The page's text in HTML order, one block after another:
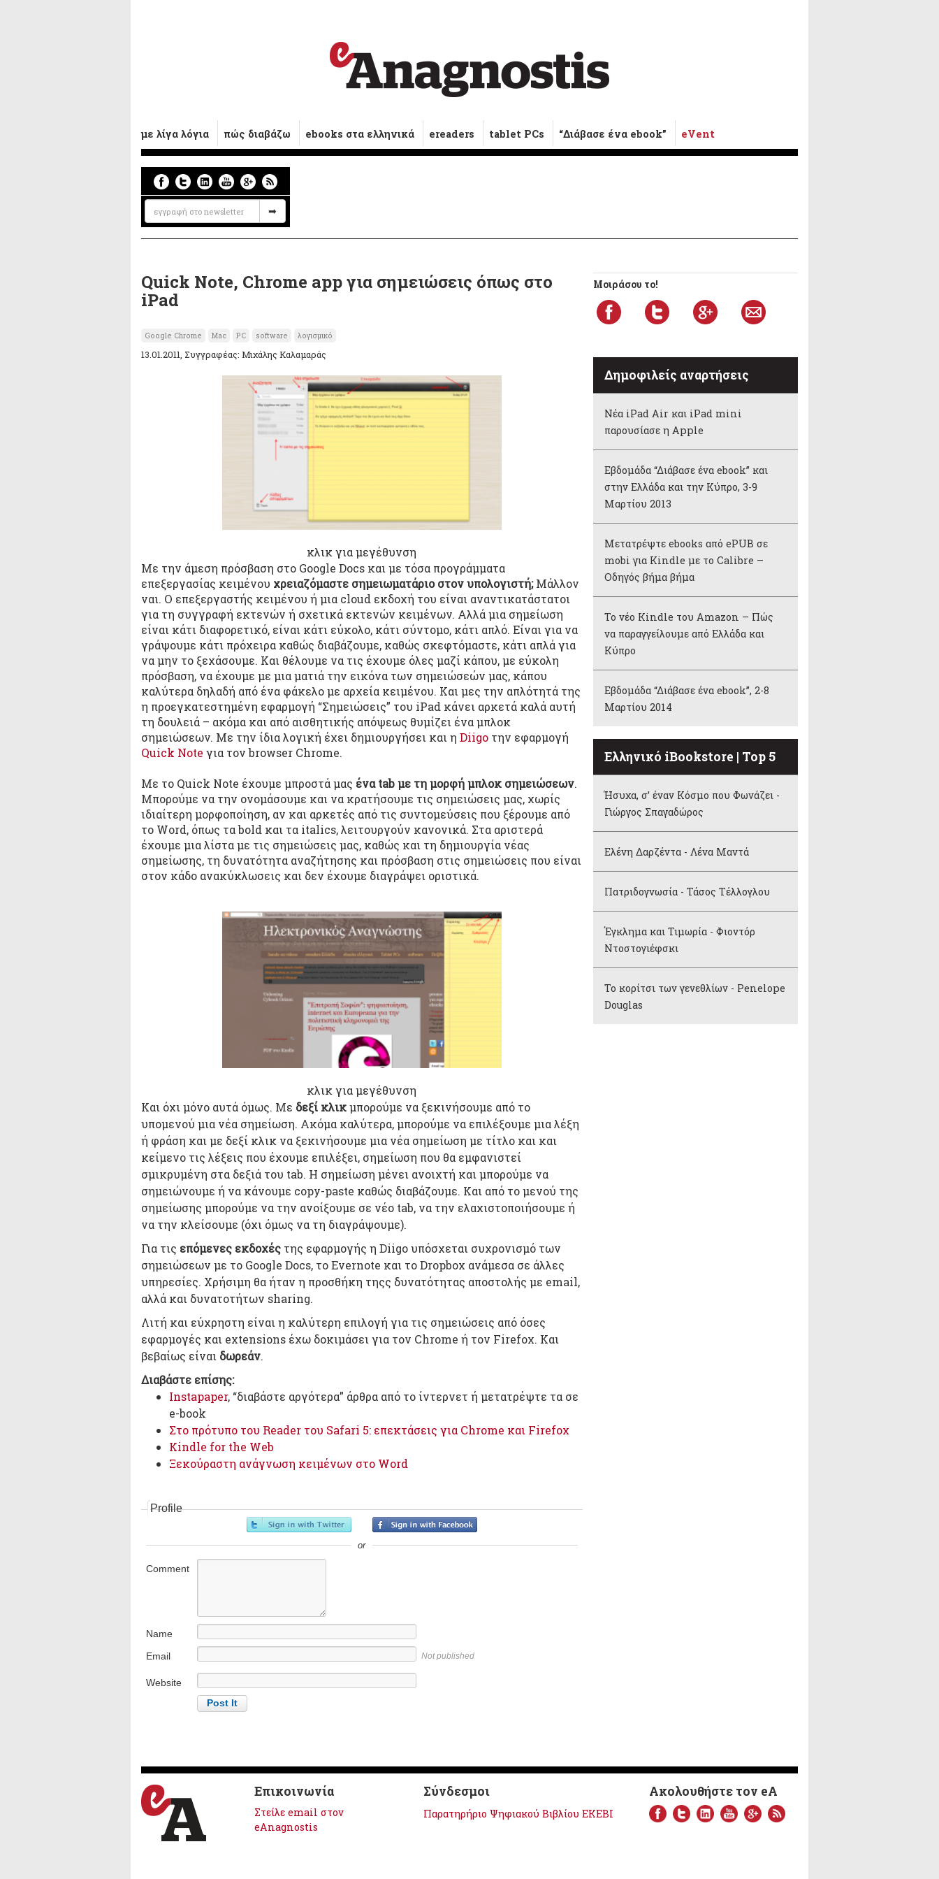
με λίγα λόγια πώς διαβάζω ebooks στα ελληνικά ereaders tablet PCs “Διάβασε ένα ebook” eVent
Quick Note, Chrome app για σημειώσεις όπως στο
iPad
Google Chrome Mac PC software λογισμικό
13.01.2011, Συγγραφέας: Μιχάλης Καλαμαράς
κλικ για μεγέθυνση
Με την άμεση πρόσβαση στο Google Docs και με τόσα προγράμματα
επεξεργασίας κειμένου χρειαζόμαστε σημειωματάριο στον υπολογιστή;Μάλλον
ναι. Ο επεξεργαστής κειμένου ή μια cloud εκδοχή του είναι αναντικατάστατοι
για τη συγγραφή εκτενών ή σχετικά εκτενών κειμένων. Αλλά μια σημείωση
είναι κάτι διαφορετικό, είναι κάτι εύκολο, κάτι σύντομο, κάτι απλό. Είναι για να
γράψουμε κάτι πρόχειρα καθώς διαβάζουμε, καθώς σκεφτόμαστε, κάτι απλά για
να μην το ξεχάσουμε. Και θέλουμε να τις έχουμε όλες μαζί κάπου, με εύκολη
πρόσβαση, να έχουμε με μια ματιά την εικόνα των σημειώσεών μας, κάπου
καλύτερα δηλαδή από ένα φάκελο με αρχεία κειμένου. Και μες την απλότητά της
η προεγκατεστημένη εφαρμογή “Σημειώσεις” του iPad κάνει αρκετά καλά αυτή
τη δουλειά – ακόμα και από αισθητικής απόψεως θυμίζει ένα μπλοκ
σημειώσεων. Με την ίδια λογική έχει δημιουργήσει και η Diigo την εφαρμογή
Quick Note για τον browser Chrome.
Με το Quick Note έχουμε μπροστά μας ένα tab με τη μορφή μπλοκ σημειώσεων.
Μπορούμε να την ονομάσουμε και να κρατήσουμε τις σημειώσεις μας, χωρίς
ιδιαίτερη μορφοποίηση, αν και αρκετές από τις συντομεύσεις που ξέρουμε από
το Word, όπως τα bold και τα italics, λειτουργούν κανονικά. Στα αριστερά
έχουμε μια λίστα με τις σημειώσεις μας, καθώς και τη δημιουργία νέας
σημείωσης, τη δυνατότητα αναζήτησης και πρόσβαση στις σημειώσεις που είναι
στον κάδο ανακύκλωσεις και δεν έχουμε διαγράψει οριστικά.
κλικ για μεγέθυνση
Και όχι μόνο αυτά όμως. Με δεξί κλικμπορούμε να ξεκινήσουμε από το
υπομενού μια νέα σημείωση. Ακόμα καλύτερα, μπορούμε να επιλέξουμε μια λέξη
ή φράση και με δεξί κλικ να ξεκινήσουμε μια νέα σημείωση με τίτλο και και
κείμενο τις λέξεις που έχουμε επιλέξει, σημείωση που θα εμφανιστεί
σμικρυμένη στα δεξιά του tab. Η σημείωση μένει ανοιχτή και μπορούμε να
σημειώνουμε ή να κάνουμε copy-paste καθώς διαβάζουμε. Και από το μενού της
σημείωσης μπορούμε να την ανοίξουμε σε νέο tab, να την ελαχιστοποιήσουμε ή
να την κλείσουμε (όχι όμως να τη διαγράψουμε).
Για τις επόμενες εκδοχές της εφαρμογής η Diigo υπόσχεται συχρονισμό των
σημειώσεων με το Google Docs, το Evernote και το Dropbox ανάμεσα σε άλλες
υπηρεσίες. Χρήσιμη θα ήταν η προσθήκη τηςς δυνατότητας αποστολής με email,
αλλά και δυνατοτήτων sharing.
Λιτή και εύχρηστη είναι η καλύτερη επιλογή για τις σημειώσεις από όσες
εφαρμογές και extensions έχω δοκιμάσει για τον Chrome ή τον Firefox. Και
βεβαίως είναι δωρεάν.
Διαβάστε επίσης:
Instapaper, “διαβάστε αργότερα” άρθρα από το ίντερνετ ή μετατρέψτε τα σε
e-book
Στο πρότυπο του Reader του Safari 5: επεκτάσεις για Chrome και Firefox
Kindle for the Web
Ξεκούραστη ανάγνωση κειμένων στο Word
Profile
or
Comment
Name
Email
Not published
Website
Μοιράσου το!
Δημοφιλείς αναρτήσεις
Νέα iPad Air και iPad mini
παρουσίασε η Apple
Εβδομάδα “Διάβασε ένα ebook” και
στην Ελλάδα και την Κύπρο, 3-9
Μαρτίου 2013
Μετατρέψτε ebooks από ePUB σε
mobi για Kindle με το Calibre –
Οδηγός βήμα βήμα
Το νέο Kindle του Amazon – Πώς
να παραγγείλουμε από Ελλάδα και
Κύπρο
Εβδομάδα “Διάβασε ένα ebook”, 2-8
Μαρτίου 2014
Ελληνικό iBookstore | Top 5
Ήσυχα, σ’ έναν Κόσμο που Φωνάζει -
Γιώργος Σπαγαδώρος
Ελένη Δαρζέντα - Λένα Μαντά
Πατριδογνωσία - Τάσος Τέλλογλου
Έγκλημα και Τιμωρία - Φιοντόρ
Ντοστογιέφσκι
Το κορίτσι των γενεθλίων - Penelope
Douglas
Επικοινωνία
Στείλε email στον
eAnagnostis
Σύνδεσμοι
Παρατηρήριο Ψηφιακού Βιβλίου ΕΚΕΒΙ
Ακολουθήστε τον eA